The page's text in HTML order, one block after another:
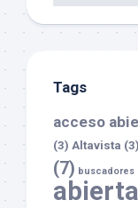
Tags
acceso
(3) Altavista (3)
(7) buscadores
abierta